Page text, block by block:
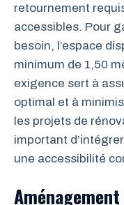
retournement
accessibles. Pour
besoin, l’espace
minimum de 1,50
exigence sert à
optimal et à
les projets de
important
une accessibilité